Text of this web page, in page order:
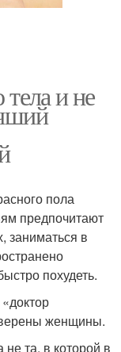
и не
пола
предпочитают
заниматься в
похудеть.
женщины.
та, в которой в